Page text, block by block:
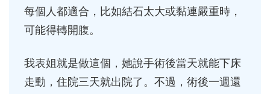
每個人都適合，比如結石太大或黏連嚴重時，
可能得轉開腹。
我表姐就是做這個，她說手術後當天就能下床
走動，住院三天就出院了。不過，術後一週還